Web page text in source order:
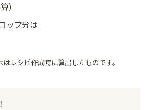
)
ップ分は
レシピ作成時に算出したものです。